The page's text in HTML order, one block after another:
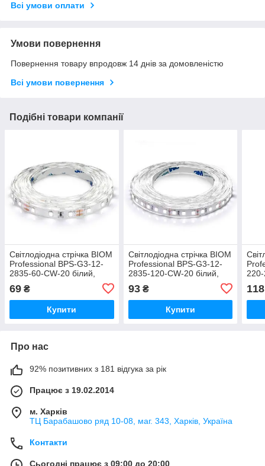
Всі умови оплати
Умови повернення
Повернення товару впродовж 14 днів за домовленістю
Всі умови повернення
Подібні товари компанії
Світлодіодна стрічка BIOM
Professional BPS-G3-12-
2835-60-CW-20 білий,
69 ₴
Купити
Світлодіодна стрічка BIOM
Professional BPS-G3-12-
2835-120-CW-20 білий,
93₴
Купити
118
Про нас
92% позитивних з 181 відгука за рік
Працює з 19.02.2014
м. Харків
ТЦ Барабашово ряд 10-08, маг. 343, Харків, Україна
Контакти
Сьогодні працює з 09:00 до 20:00